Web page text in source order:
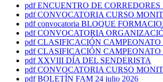
pdf ENCUENTRO DE
pdf CONVOCATORIA CURSO
pdf convocatoria BLOQUE
pdf CONVOCATORIA
pdf CLASIFICACIÓN
pdf CLASIFICACIÓN
pdf XXVIII DÍA DEL SENDERISTA
pdf CONVOCATORIA CURSO
pdf BOLETÍN FAM 24 julio 2026